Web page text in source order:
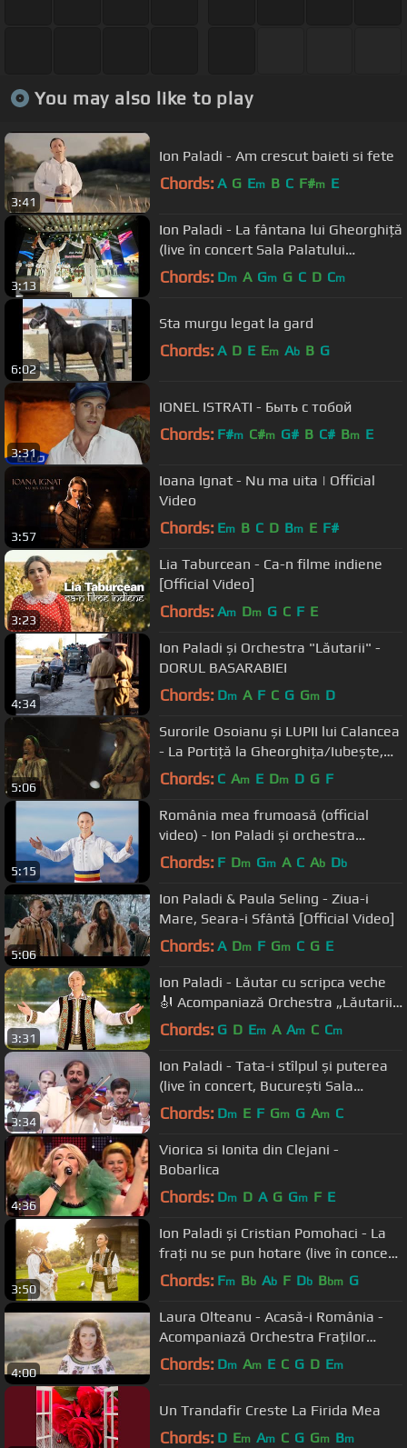
You may also like to play
3:41
Ion Paladi - Am crescut baieti si fete
Chords: A G Em B C F#m E
3:13
Ion Paladi - La fântana lui Gheorghiță
(live în concert Sala Palatului
Bucuresti)
Chords: Dm A Gm G C D Cm
6:02
Sta murgu legat la gard
Chords: A D E Em Ab B G
3:31
IONEL ISTRATI - Быть с тобой
Chords: F#m C#m G# B C# Bm E
3:57
Ioana Ignat - Nu ma uita | Official
Video
Chords: Em B C D Bm E F#
3:23
Lia Taburcean - Ca-n filme indiene
[Official Video]
Chords: Am Dm G C F E
4:34
Ion Paladi și Orchestra "Lăutarii" -
DORUL BASARABIEI
Chords: Dm A F C G Gm D
5:06
Surorile Osoianu și LUPII lui Calancea
- La Portiță la Gheorghița/Iubește,
Gheorghe, iubește
Chords: C Am E Dm D G F
5:15
România mea frumoasă (official
video) - Ion Paladi și orchestra
"Lautarii" dirijor Nicolae Botgros
Chords: F Dm Gm A C Ab Db
5:06
Ion Paladi & Paula Seling - Ziua-i
Mare, Seara-i Sfântă [Official Video]
Chords: A Dm F Gm C G E
3:31
Ion Paladi - Lăutar cu scripca veche
🎻 Acompaniază Orchestra „Lăutarii”
din Chișinău
Chords: G D Em A Am C Cm
3:34
Ion Paladi - Tata-i stîlpul și puterea
(live în concert, București Sala
Palatului)
Chords: Dm E F Gm G Am C
4:36
Viorica si Ionita din Clejani -
Bobarlica
Chords: Dm D A G Gm F E
3:50
Ion Paladi și Cristian Pomohaci - La
frați nu se pun hotare (live în concert,
Sala Palatului)
Chords: Fm Bb Ab F Db Bbm G
4:00
Laura Olteanu - Acasă-i România -
Acompaniază Orchestra Fraților
Advahov
Chords: Dm Am E C G D Em
Un Trandafir Creste La Firida Mea
Chords: D Em Am C G Gm Bm